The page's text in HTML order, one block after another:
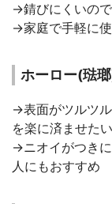
→錆びにくいの
→家庭で手軽に
ホーロー(琺
→表面がツルツ
を楽に済ませた
→ニオイがつき
人にもおすすめ